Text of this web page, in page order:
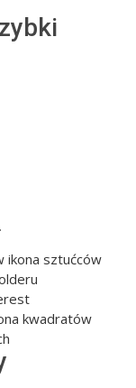
ikona sztućców
kwadratów